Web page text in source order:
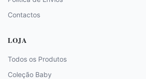
Contactos
LOJA
Todos os Produtos
Coleção Baby